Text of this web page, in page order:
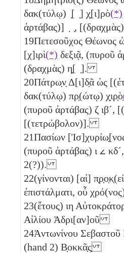
δακ(τύλῳ) ̣[ ̣] χ̣[ι]ρὸ(*)
ἀρτάβας)] ̣ ̣,
19Πετεσοῦχος Θέωνος
[χ]ιρὶ(*) δεξιᾷ, (πυροῦ
(δραχμὰς) η̣[ ̣].
20Πάτρω̣ν̣ Δ[ι]δ̣ᾶ ὡς
δακ(τύλῳ) πρ̣(ώτῳ) χ̣ιρ̣ὸ̣
(πυροῦ ἀρτάβας) ζ ιβ´,
[(τετρώβολον)].
21Πασίων
(πυροῦ ἀρτάβας) ι 𐅵 κδ´
2(?)).
22(γίνονται) [αἱ]
ἐπιστάλματι, οὗ
23(ἔτους) ιη
Αἰλίου Ἁδρι[αν]οῦ
24Ἀντωνίνου
(hand 2) Β̣οκκᾶ̣ς̣